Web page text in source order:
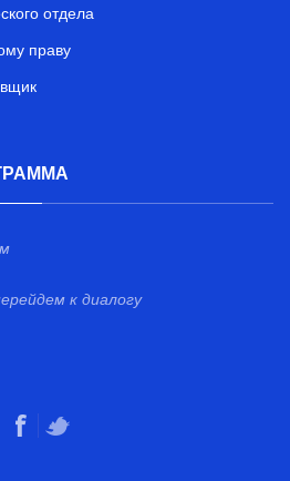
отдела
праву
к диалогу